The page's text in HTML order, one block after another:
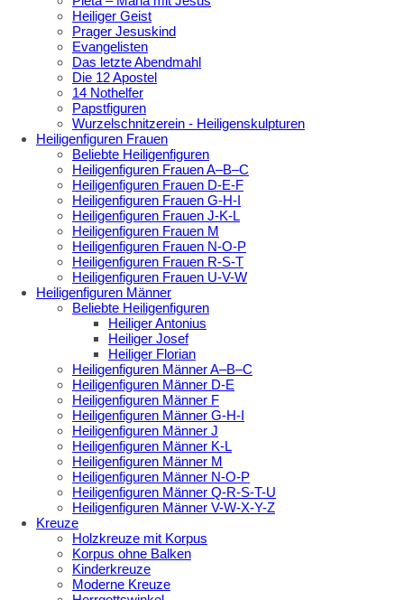
Heiliger Geist
Prager Jesuskind
Evangelisten
Das letzte Abendmahl
Die 12 Apostel
14 Nothelfer
Papstfiguren
Wurzelschnitzerein - Heiligenskulpturen
Heiligenfiguren Frauen
Beliebte Heiligenfiguren
Heiligenfiguren Frauen A–B–C
Heiligenfiguren Frauen D-E-F
Heiligenfiguren Frauen G-H-I
Heiligenfiguren Frauen J-K-L
Heiligenfiguren Frauen M
Heiligenfiguren Frauen N-O-P
Heiligenfiguren Frauen R-S-T
Heiligenfiguren Frauen U-V-W
Heiligenfiguren Männer
Beliebte Heiligenfiguren
Heiliger Antonius
Heiliger Josef
Heiliger Florian
Heiligenfiguren Männer A–B–C
Heiligenfiguren Männer D-E
Heiligenfiguren Männer F
Heiligenfiguren Männer G-H-I
Heiligenfiguren Männer J
Heiligenfiguren Männer K-L
Heiligenfiguren Männer M
Heiligenfiguren Männer N-O-P
Heiligenfiguren Männer Q-R-S-T-U
Heiligenfiguren Männer V-W-X-Y-Z
Kreuze
Holzkreuze mit Korpus
Korpus ohne Balken
Kinderkreuze
Moderne Kreuze